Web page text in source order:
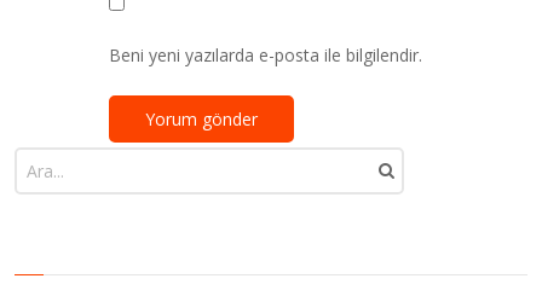
Beni yeni yazılarda e-posta ile bilgilendir.